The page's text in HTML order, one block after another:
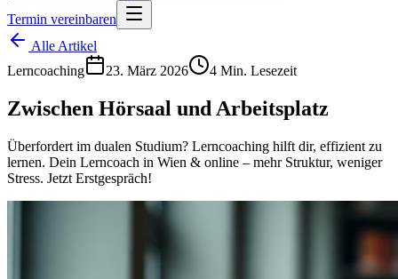
Termin vereinbaren
Alle Artikel
Lerncoaching
23. März 2026 4 Min. Lesezeit
Zwischen Hörsaal und Arbeitsplatz
Überfordert im dualen Studium? Lerncoaching hilft dir, effizient zu
lernen. Dein Lerncoach in Wien & online – mehr Struktur, weniger
Stress. Jetzt Erstgespräch!